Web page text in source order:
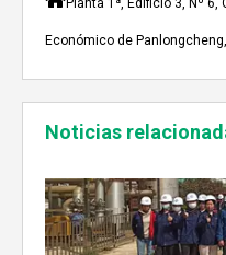
Económico de
Noticias